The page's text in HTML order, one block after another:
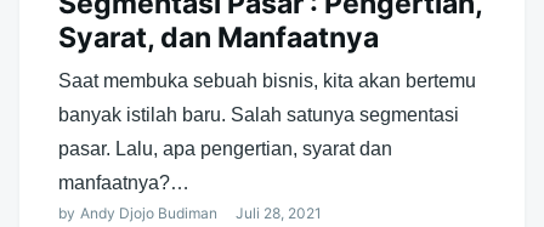
Syarat, dan Manfaatnya
Saat membuka sebuah bisnis, kita akan bertemu
banyak istilah baru. Salah satunya segmentasi
pasar. Lalu, apa pengertian, syarat dan
manfaatnya?…
by Andy Djojo Budiman Juli 28, 2021